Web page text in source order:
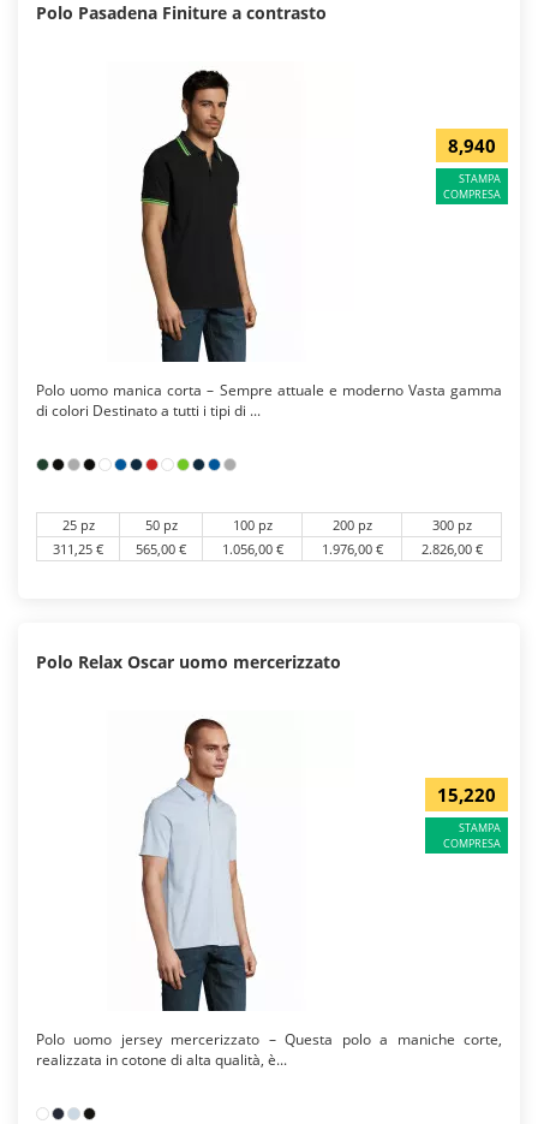
Polo Pasadena Finiture a contrasto
8,940
STAMPA
COMPRESA
Polo uomo manica corta – Sempre attuale e moderno Vasta gamma
di colori Destinato a tutti i tipi di ...
25 pz 50 pz 100 pz 200 pz
300 pz
311,25 €
565,00 € 1.056,00 € 1.976,00 € 2.826,00 €
Polo Relax Oscar uomo mercerizzato
15,220
STAMPA
COMPRESA
Polo uomo jersey mercerizzato – Questa polo a maniche corte,
realizzata in cotone di alta qualità, è...